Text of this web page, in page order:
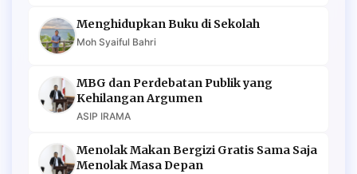
Menghidupkan Buku di Sekolah
Moh Syaiful Bahri
MBG dan Perdebatan Publik yang
Kehilangan Argumen
ASIP IRAMA
Menolak Makan Bergizi Gratis Sama Saja
Menolak Masa Depan